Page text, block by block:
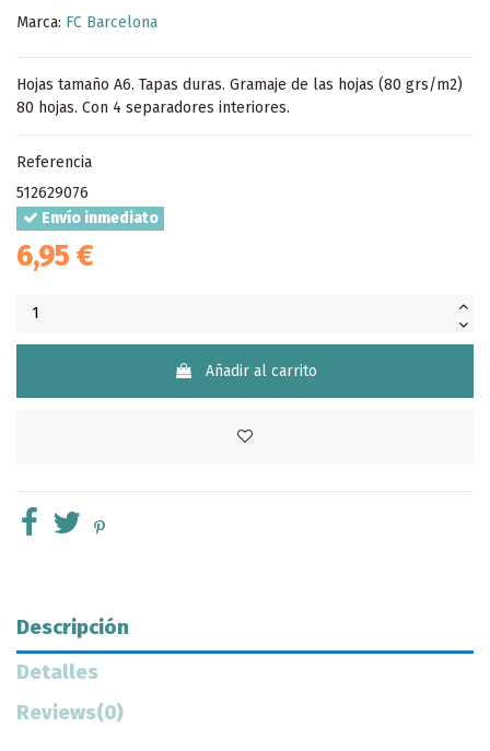
Marca: FC Barcelona
Hojas tamaño A6. Tapas duras. Gramaje de las hojas (80 grs/m2)
80 hojas. Con 4 separadores interiores.
Referencia
512629076
Envío inmediato
6,95 €
Añadir al carrito
Descripción
Detalles
Reviews(0)